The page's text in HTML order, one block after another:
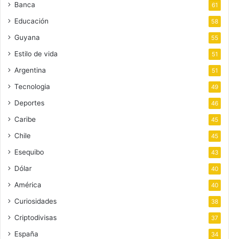
Banca 61
Educación 58
Guyana 55
Estilo de vida 51
Argentina 51
Tecnologia 49
Deportes 46
Caribe 45
Chile 45
Esequibo 43
Dólar 40
América 40
Curiosidades 38
Criptodivisas 37
España 34